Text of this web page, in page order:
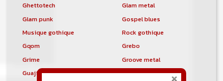
Ghettotech
Glam metal
Glam punk
Gospel blues
Musique gothique
Rock gothique
Gqom
Grebo
Grime
Groove metal
Guajira
Guaracha